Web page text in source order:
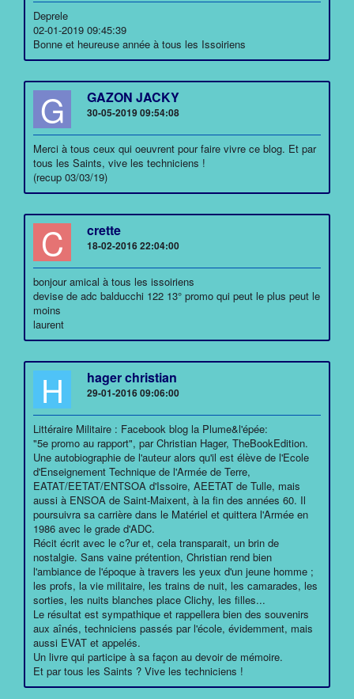
Deprele
02-01-2019 09:45:39
Bonne et heureuse année à tous les Issoiriens
G GAZON JACKY
30-05-2019 09:54:08
Merci à tous ceux qui oeuvrent pour faire vivre ce blog. Et par
tous les Saints, vive les techniciens !
(recup 03/03/19)
C crette
18-02-2016 22:04:00
bonjour amical à tous les issoiriens
devise de adc balducchi 122 13° promo qui peut le plus peut le
moins
laurent
H hager christian
29-01-2016 09:06:00
Littéraire Militaire : Facebook blog la Plume&l'épée:
"5e promo au rapport", par Christian Hager, TheBookEdition.
Une autobiographie de l'auteur alors qu'il est élève de l'Ecole
d'Enseignement Technique de l'Armée de Terre,
EATAT/EETAT/ENTSOA d'Issoire, AEETAT de Tulle, mais
aussi à ENSOA de Saint-Maixent, à la fin des années 60. Il
poursuivra sa carrière dans le Matériel et quittera l'Armée en
1986 avec le grade d'ADC.
Récit écrit avec le c?ur et, cela transparait, un brin de
nostalgie. Sans vaine prétention, Christian rend bien
l'ambiance de l'époque à travers les yeux d'un jeune homme ;
les profs, la vie militaire, les trains de nuit, les camarades, les
sorties, les nuits blanches place Clichy, les filles...
Le résultat est sympathique et rappellera bien des souvenirs
aux aînés, techniciens passés par l'école, évidemment, mais
aussi EVAT et appelés.
Un livre qui participe à sa façon au devoir de mémoire.
Et par tous les Saints ? Vive les techniciens !